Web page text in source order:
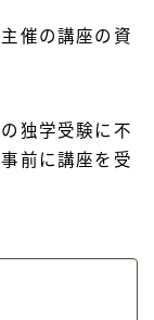
催の講座の資
独学受験に不
前に講座を受